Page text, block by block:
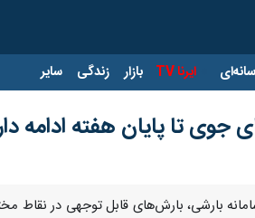
ایرنا TV بازار زندگی سایر
بارشی، بارش‌های قابل توجهی در نقاط